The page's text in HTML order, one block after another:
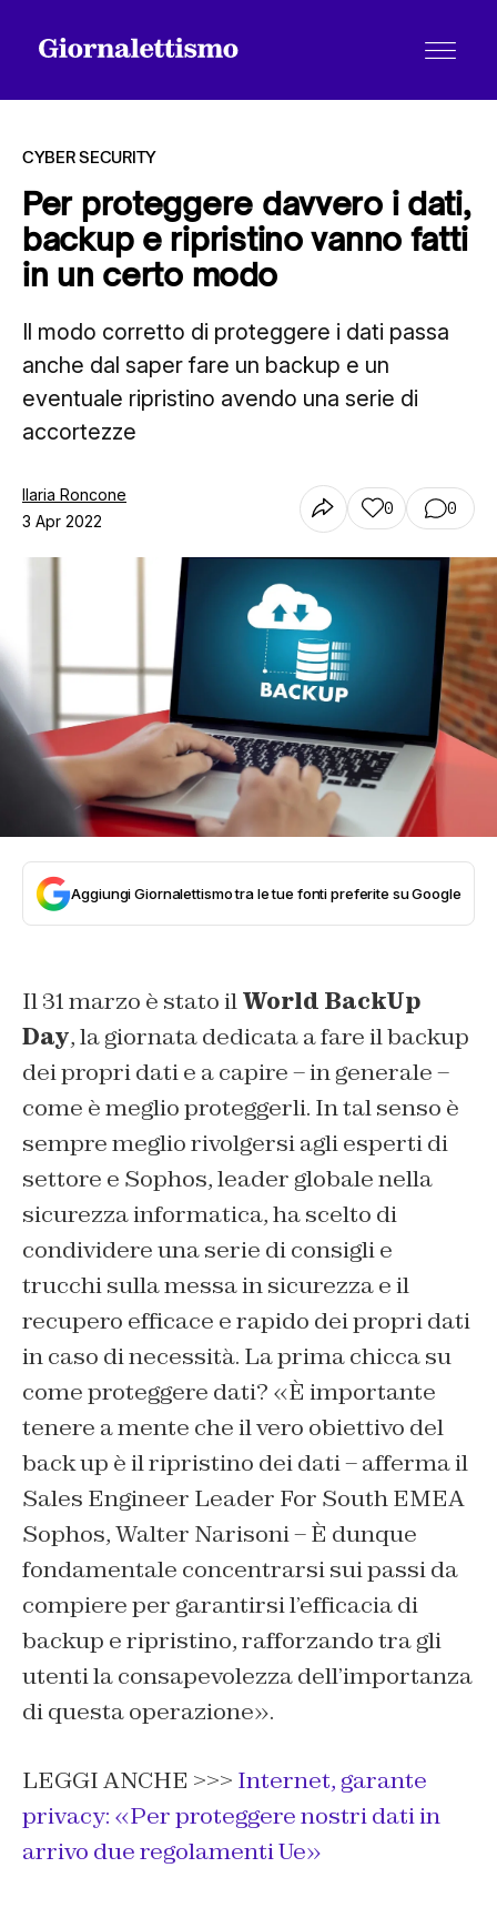
Tutti gli articoli
Chi siamo
Contatti
CYBER SECURITY
Per proteggere davvero i dati,
backup e ripristino vanno fatti
in un certo modo
Il modo corretto di proteggere i dati passa
anche dal saper fare un backup e un
eventuale ripristino avendo una serie di
accortezze
Ilaria Roncone
3 Apr 2022
0 0
Aggiungi Giornalettismo tra le tue fonti preferite su Google
Il 31 marzo è stato ilWorld BackUp
Day, la giornata dedicata a fare il backup
dei propri dati e a capire – in generale –
come è meglio proteggerli. In tal senso è
sempre meglio rivolgersi agli esperti di
settore e Sophos, leader globale nella
sicurezza informatica, ha scelto di
condividere una serie di consigli e
trucchi sulla messa in sicurezza e il
recupero efficace e rapido dei propri dati
in caso di necessità. La prima chicca su
come proteggere dati? «È importante
tenere a mente che il vero obiettivo del
back up è il ripristino dei dati – afferma il
Sales Engineer Leader For South EMEA
Sophos, Walter Narisoni – È dunque
fondamentale concentrarsi sui passi da
compiere per garantirsi l’efficacia di
backup e ripristino, rafforzando tra gli
utenti la consapevolezza dell’importanza
di questa operazione».
LEGGI ANCHE >>> Internet, garante
privacy: «Per proteggere nostri dati in
arrivo due regolamenti Ue»